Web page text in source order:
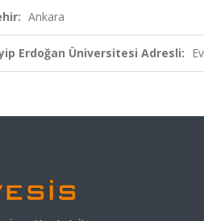
Ankara
Erdoğan Üniversitesi Adresli: